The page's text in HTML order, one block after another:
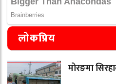
लोकप्रिय
मोरङमा